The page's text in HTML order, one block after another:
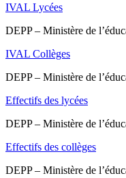
IVAL Lycées
DEPP – Ministère de
IVAL Collèges
DEPP – Ministère de
Effectifs des lycées
DEPP – Ministère de
Effectifs des collèges
DEPP – Ministère de